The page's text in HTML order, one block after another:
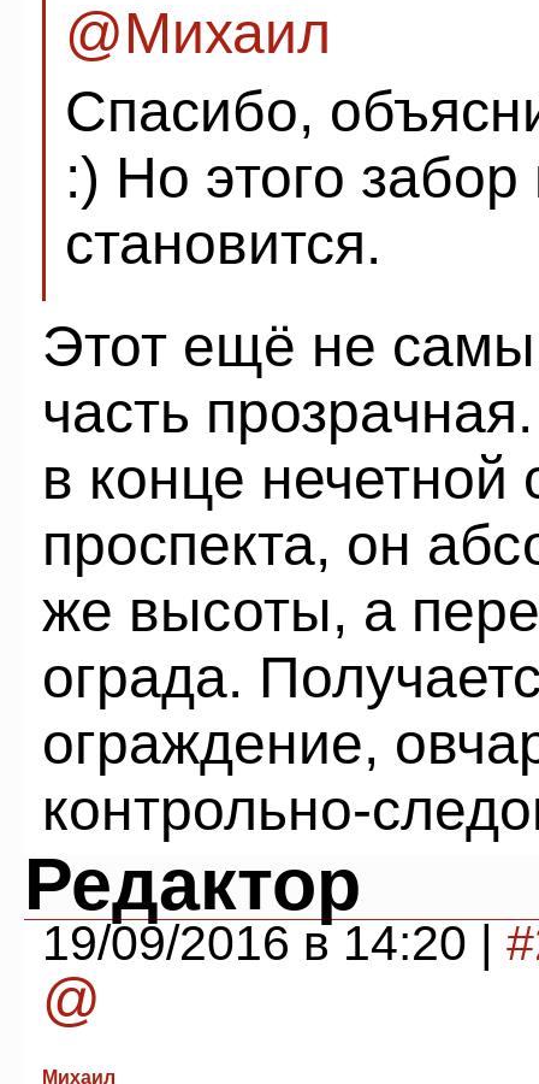
@Михаил
Спасибо,
:) Но этого
становится.
Этот ещё не
часть
в конце нечетной
проспекта, он
же высоты, а
ограда.
ограждение,
контрольно-
Редактор
19/09/2016 в 14:20 |
@
Михаил